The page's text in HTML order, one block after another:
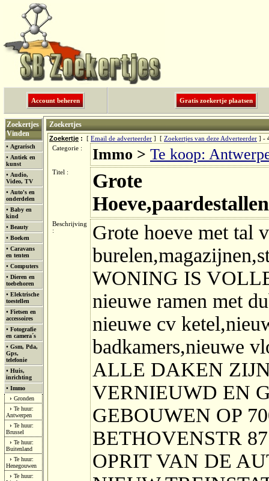
Account beheren Gratis zoekertje plaatsen
Zoekertjes
Vinden
• Agrarisch
• Antiek en
kunst
• Audio,
Video, TV
• Auto's en
onderdelen
• Baby en
kind
• Beauty
• Boeken
• Caravans
en tenten
• Computers
• Dieren en
toebehoren
• Elektrische
toestellen
• Fietsen en
accessoires
• Fotografie
en camera´s
• Gsm, Pda,
Gps,
telefonie
• Huis,
inrichting
• Immo
› Gronden
› Te huur:
Antwerpen
› Te huur:
Brussel
› Te huur:
Buitenland
› Te huur:
Henegouwen
› Te huur:
Zoekertjes
Zoekertje : [ Email de adverteerder ] [ Zoekertjes van deze Adverteerder ] -
Categorie :
Immo > Te koop:
Titel :
Grote
Beschrijving
:
Grote hoeve met tal
WONING IS
nieuwe ramen met
nieuwe cv
badkamers,nieuwe
ALLE DAKEN
VERNIEUWD EN
GEBOUWEN OP
BETHOVENSTR
OPRIT VAN DE